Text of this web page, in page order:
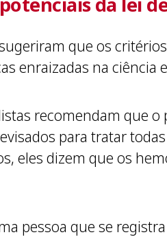
que os
enraizadas na ciência
recomendam que
​​para tratar
eles dizem que os
pessoa que se